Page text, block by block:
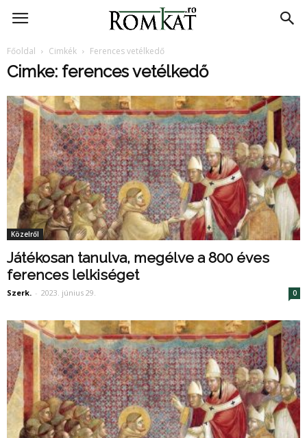
RomKat.ro
Főoldal Cimkék Ferences vetélkedő
Cimke: ferences vetélkedő
Közelről
Játékosan tanulva, megélve a 800 éves
ferences lelkiséget
Szerk. - 2023. június 29. 0